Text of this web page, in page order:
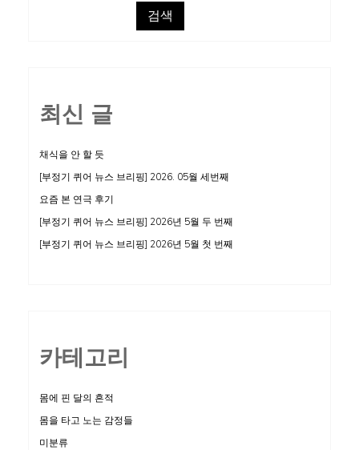
검색
최신 글
채식을 안 할 듯
[부정기 퀴어 뉴스 브리핑] 2026. 05월 세번째
요즘 본 연극 후기
[부정기 퀴어 뉴스 브리핑] 2026년 5월 두 번째
[부정기 퀴어 뉴스 브리핑] 2026년 5월 첫 번째
카테고리
몸에 핀 달의 흔적
몸을 타고 노는 감정들
미분류